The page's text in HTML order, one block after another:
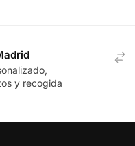
y recogida